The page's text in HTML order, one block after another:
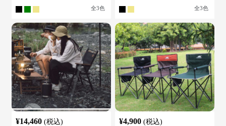
全3色 全3色
¥14,460 (税込) ¥4,900 (税込)